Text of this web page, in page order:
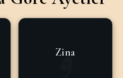
Zina